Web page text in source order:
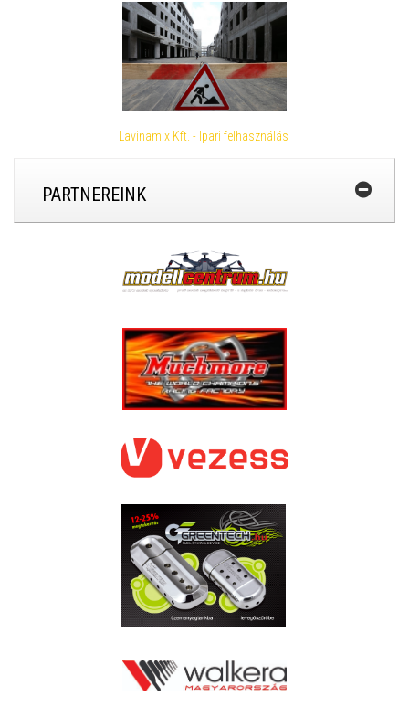
Lavinamix Kft. - Ipari felhasználás
PARTNEREINK